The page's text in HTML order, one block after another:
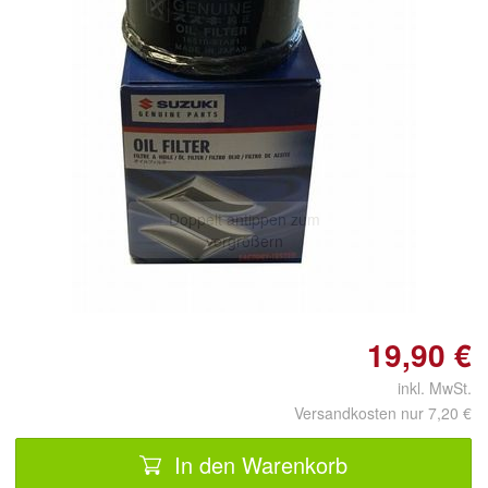
Doppelt antippen zum
vergrößern
19,90 €
inkl. MwSt.
Versandkosten nur 7,20 €
In den Warenkorb